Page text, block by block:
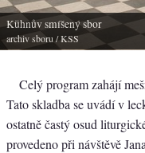
Kühnův smíšený sbor
archiv sboru / KSS
Celý program zahájí
Tato skladba se uvádí v
ostatně častý osud
provedeno při návštěvě